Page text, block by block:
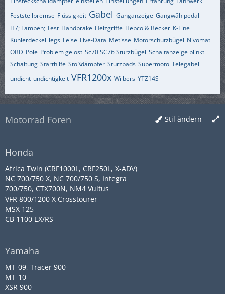
Feststellbremse Flüssigkeit Gabel Ganganzeige Gangwählpedal
H7; Lampen; Test Handbrake Heizgriffe Hepco & Becker K-Line
Kühlerdeckel legs Leise Live-Data Metisse Motorschutzbügel Nivomat
OBD Pole Problem gelöst Sc70 SC76 Sturzbügel Schaltanzeige blinkt
Schaltung Starthilfe Stoßdämpfer Sturzpads Supermoto Telegabel
undicht undichtigkeit VFR1200x Wilbers YTZ14S
Stil ändern
Motorrad Foren
Honda
Africa Twin (CRF1000L, CRF250L, X-ADV)
NC 700/750 X, NC 700/750 S, Integra
700/750, CTX700N, NM4 Vultus
VFR 800/1200 X Crosstourer
MSX 125
CB 1100 EX/RS
Yamaha
MT-09, Tracer 900
MT-10
XSR 900